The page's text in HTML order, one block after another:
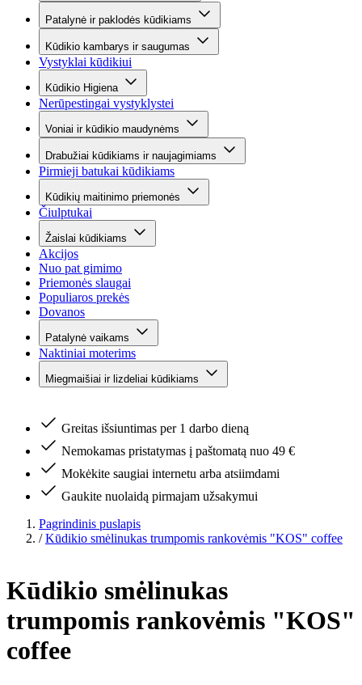
Patalynė ir paklodės kūdikiams
Kūdikio kambarys ir saugumas
Vystyklai kūdikiui
Kūdikio Higiena
Nerūpestingai vystyklystei
Voniai ir kūdikio maudynėms
Drabužiai kūdikiams ir naujagimiams
Pirmieji batukai kūdikiams
Kūdikių maitinimo priemonės
Čiulptukai
Žaislai kūdikiams
Akcijos
Nuo pat gimimo
Priemonės slaugai
Populiaros prekės
Dovanos
Patalynė vaikams
Naktiniai moterims
Miegmaišiai ir lizdeliai kūdikiams
Greitas išsiuntimas per 1 darbo dieną
Nemokamas pristatymas į paštomatą nuo 49 €
Mokėkite saugiai internetu arba atsiimdami
Gaukite nuolaidą pirmajam užsakymui
Pagrindinis puslapis
/ Kūdikio smėlinukas trumpomis rankovėmis "KOS" coffee
Kūdikio smėlinukas
trumpomis rankovėmis "KOS"
coffee